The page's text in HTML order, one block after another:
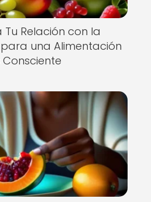
Relación con la
una Alimentación
Consciente